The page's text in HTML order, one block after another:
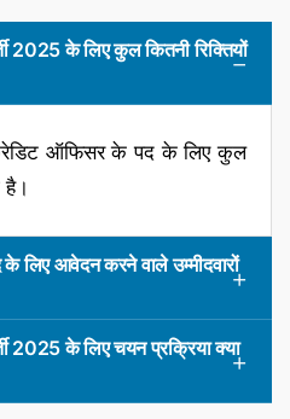
2025 के लिए कुल कितनी रिक्तियों
ऑफिसर के पद के लिए कुल
है।
आवेदन करने वाले उम्मीदवारों
2025 के लिए चयन प्रक्रिया क्या